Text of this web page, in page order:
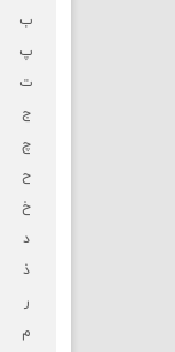
ب
پ
ت
ج
چ
ح
خ
د
ذ
ر
م